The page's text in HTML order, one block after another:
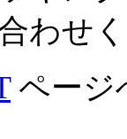
わせ
ページ